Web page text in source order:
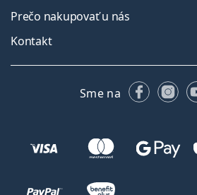
Prečo nakupovať u nás
Kontakt
Sme na